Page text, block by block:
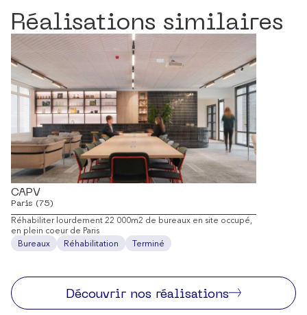
Réalisations similaires
CAPV
Paris (75)
Réhabiliter lourdement 22 000m2 de bureaux en site occupé,
en plein coeur de Paris
Bureaux
Réhabilitation Terminé
Découvrir nos réalisations